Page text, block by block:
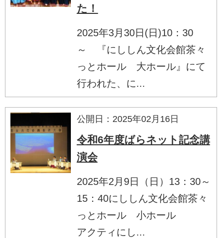
た！
2025年3月30日(日)10：30
～ 『にししん文化会館茶々
っとホール 大ホール』にて
行われた、に...
公開日：2025年02月16日
令和6年度ばらネット記念講
演会
2025年2月9日（日）13：30～
15：40にししん文化会館茶々
っとホール 小ホール
アクティにし...